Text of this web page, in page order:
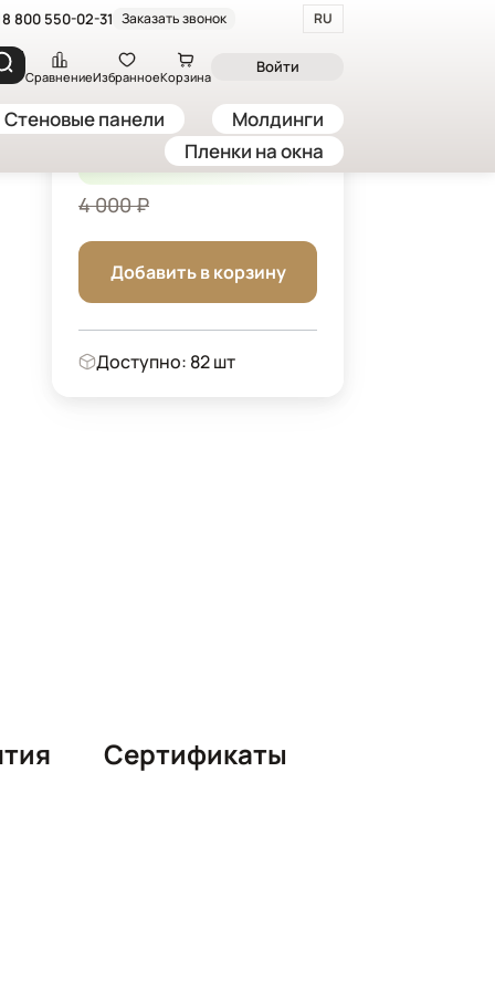
8 800 550-02-31 Заказать звонок RU
СравнениеИзбранноеКорзина
Войти
Стеновые панели
Молдинги
Пленки на окна
панель "Мозаика", 60*300 см, серебрянный
3 400 ₽/ шт -15%
4 000 ₽
Добавить в корзину
Доступно: 82 шт
Сертификаты